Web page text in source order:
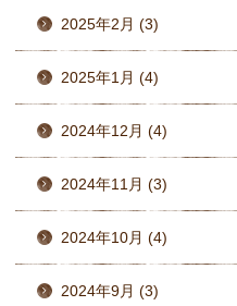
2025年2月 (3)
2025年1月 (4)
2024年12月 (4)
2024年11月 (3)
2024年10月 (4)
2024年9月 (3)